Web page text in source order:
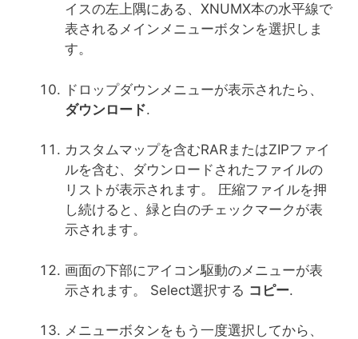
イスの左上隅にある、XNUMX本の水平線で
表されるメインメニューボタンを選択しま
す。
ドロップダウンメニューが表示されたら、
ダウンロード.
カスタムマップを含むRARまたはZIPファイ
ルを含む、ダウンロードされたファイルの
リストが表示されます。 圧縮ファイルを押
し続けると、緑と白のチェックマークが表
示されます。
画面の下部にアイコン駆動のメニューが表
示されます。 Select選択する コピー.
メニューボタンをもう一度選択してから、